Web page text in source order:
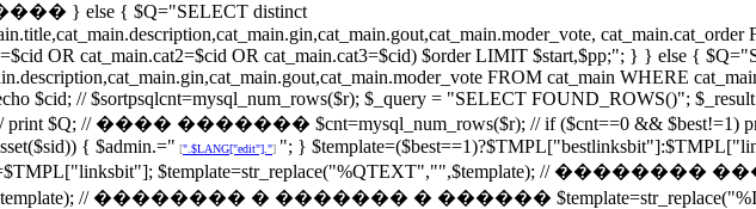
{ $Q="SELECT distinct
OR cat_main.cat2=$cid OR cat_main.cat3=$cid) $order LIMIT $start,$pp;"; } } else {
FROM cat_main WHERE
$cid; // $sortpsqlcnt=mysql_num_rows($r); $_query = "SELECT FOUND_ROWS()";
// print $Q; // ���� ������� $cnt=mysql_num_rows($r); // if ($cnt==0 && $best!=1)
{ $admin.=" [".$LANG["edit"]."] "; }
$template=str_replace("%QTEXT","",$template); //
// �������� � ������� � ������